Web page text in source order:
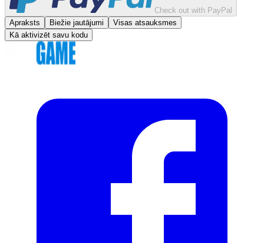
Check out with PayPal
Apraksts
Biežie jautājumi
Visas atsauksmes
Kā aktivizēt savu kodu